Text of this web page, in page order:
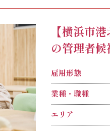
【横浜市
の管理者候
雇用形態
業種・職種
エリア